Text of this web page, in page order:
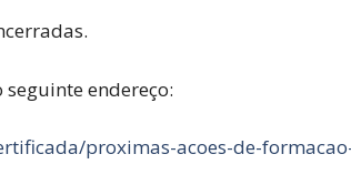
endereço:
proximas-acoes-de-